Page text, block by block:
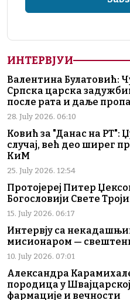
ИНТЕРВЈУИ
Валентина Булатовић:
Српска царска
после рата и даље
28. July 2026. 06:10
Ковић за "Данас на РТ":
случај, већ део ширег
КиМ
25. July 2026. 12:54
Протојереј Питер
Богословији Свете
15. July 2026. 06:17
Интервју са
мисионаром —
10. July 2026. 07:01
Александра
породица у
фармације и вечности